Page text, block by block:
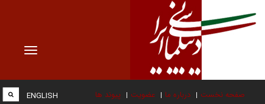
Toggle
صفحه نخست درباره ما عضویت پیوند ها ENGLISH